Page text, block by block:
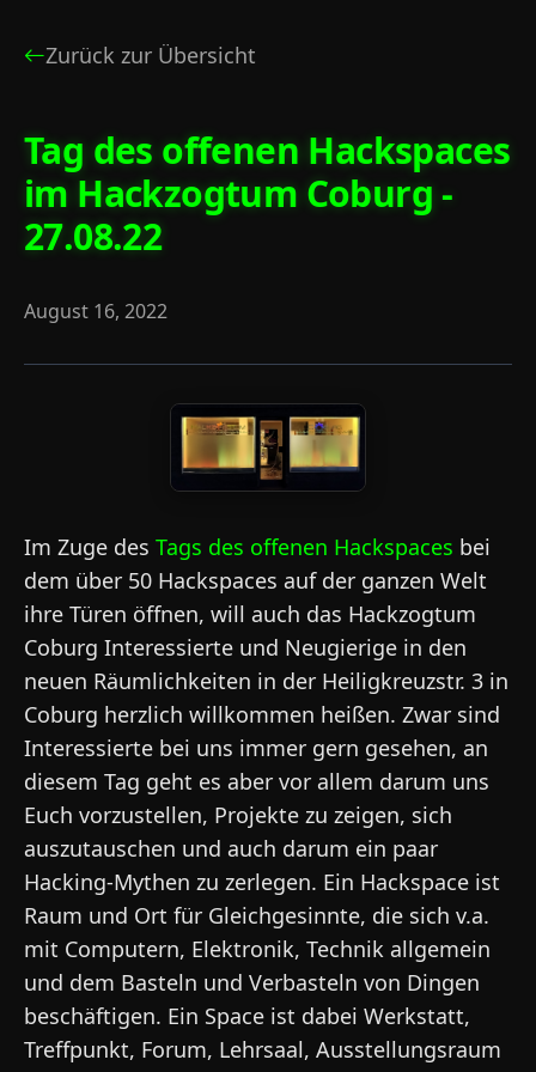
Zurück zur Übersicht
Tag des offenen Hackspaces
im Hackzogtum Coburg -
27.08.22
August 16, 2022
Im Zuge des Tags des offenen Hackspaces bei
dem über 50 Hackspaces auf der ganzen Welt
ihre Türen öffnen, will auch das Hackzogtum
Coburg Interessierte und Neugierige in den
neuen Räumlichkeiten in der Heiligkreuzstr. 3 in
Coburg herzlich willkommen heißen. Zwar sind
Interessierte bei uns immer gern gesehen, an
diesem Tag geht es aber vor allem darum uns
Euch vorzustellen, Projekte zu zeigen, sich
auszutauschen und auch darum ein paar
Hacking-Mythen zu zerlegen. Ein Hackspace ist
Raum und Ort für Gleichgesinnte, die sich v.a.
mit Computern, Elektronik, Technik allgemein
und dem Basteln und Verbasteln von Dingen
beschäftigen. Ein Space ist dabei Werkstatt,
Treffpunkt, Forum, Lehrsaal, Ausstellungsraum